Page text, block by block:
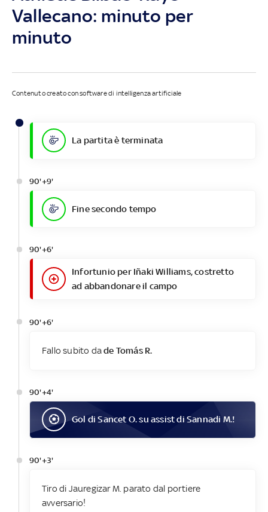
Vallecano: minuto per
minuto
Contenuto creato con software di intelligenza artificiale
La partita è terminata
90'+9'
Fine secondo tempo
90'+6'
Infortunio per Iñaki Williams, costretto
ad abbandonare il campo
90'+6'
Fallo subito dade Tomás R.
90'+4'
Gol diSancet O.su assist diSannadi M.!
90'+3'
Tiro di Jauregizar M. parato dal portiere
avversario!